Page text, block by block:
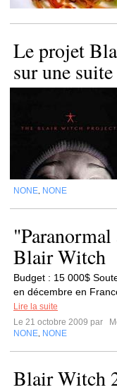
Le projet
sur une suite
NONE NONE
Blair Witch
Budget : 15 000$
en décembre en
Lire la suite
Le 21 octobre 2009 par
NONE NONE
Blair Witch